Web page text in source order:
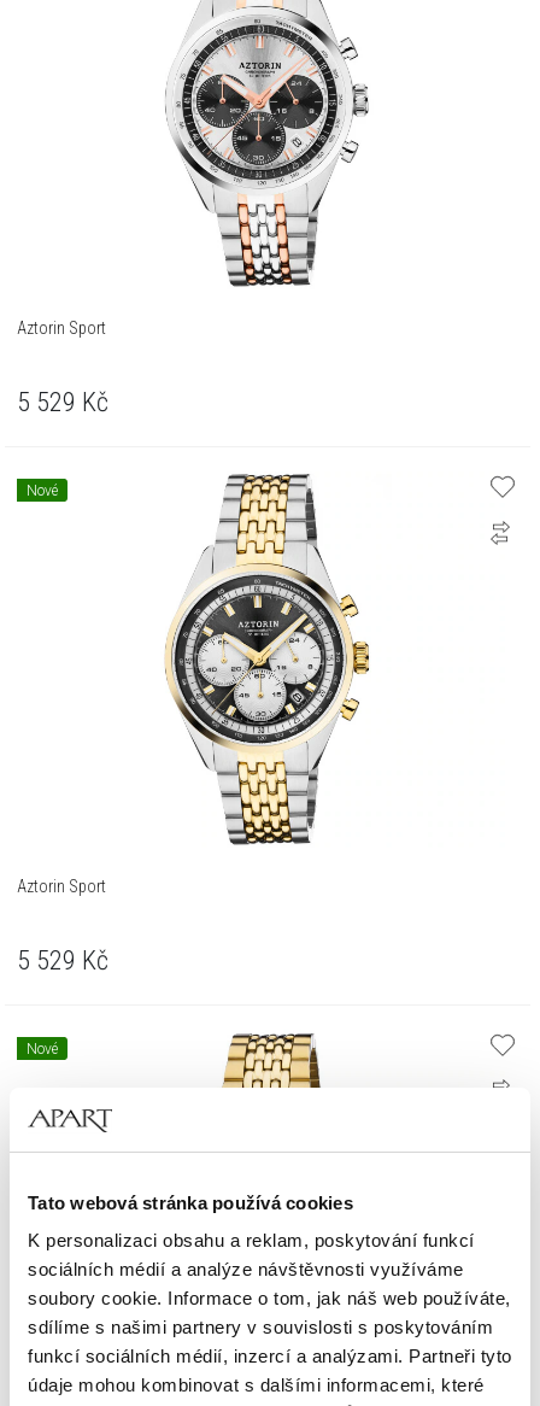
Tato webová stránka používá cookies
K personalizaci obsahu a reklam, poskytování funkcí
sociálních médií a analýze návštěvnosti využíváme
soubory cookie. Informace o tom, jak náš web používáte,
sdílíme s našimi partnery v souvislosti s poskytováním
funkcí sociálních médií, inzercí a analýzami. Partneři tyto
údaje mohou kombinovat s dalšími informacemi, které
Aztorin Sport
5 529 Kč
Nové
Aztorin Sport
5 529 Kč
Nové